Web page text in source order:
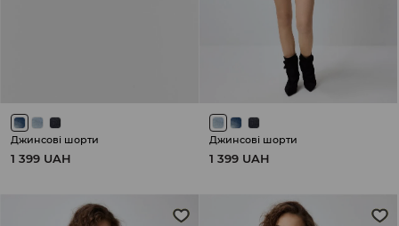
Джинсові шорти
1 399 UAH
Джинсові шорти
1 399 UAH